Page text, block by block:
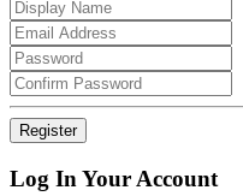
Log In Your Account